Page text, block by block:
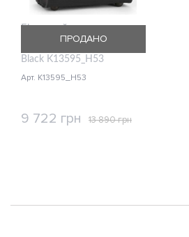
Бізнес-кейс на колесах
Kipling NEW CEROC/Dazz
Black K13595_H53
Арт. K13595_H53
ПРОДАНО
9 722 грн 13 890 грн